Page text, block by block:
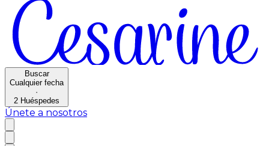
Buscar
Cualquier fecha
·
2 Huéspedes
Únete a nosotros